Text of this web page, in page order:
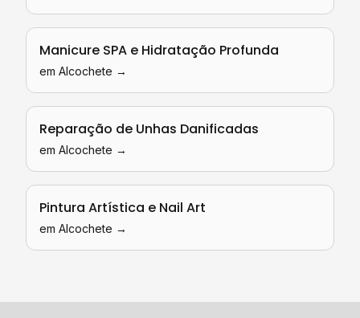
Manicure SPA e Hidratação Profunda
em Alcochete →
Reparação de Unhas Danificadas
em Alcochete →
Pintura Artística e Nail Art
em Alcochete →